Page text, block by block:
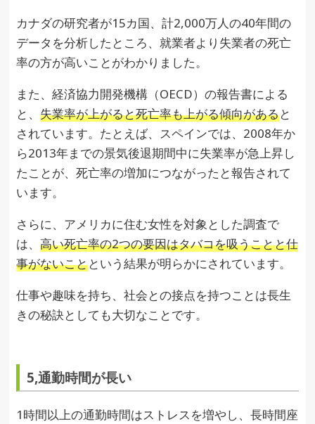
カナダの研究者が15カ国、計2,000万人の40年間の
データを分析したところ、就業者より失業者の死亡
率の方が高いことがわかりました。
また、経済協力開発機構（OECD）の報告書による
と、失業率が上がると死亡率も上がる傾向があると
されています。たとえば、スペインでは、2008年か
ら2013年までの景気後退期間中に失業率が急上昇し
たことが、死亡率の増加につながったと報告されて
います。
さらに、アメリカに住む女性を対象とした調査で
は、高い死亡率の2つの要因はタバコを吸うことと仕
事がないことという結果が明らかにされています。
仕事や趣味を持ち、社会との接点を持つことは長生
きの秘訣としても大切なことです。
5,通勤時間が長い
1時間以上の通勤時間はストレスを増やし、長時間座